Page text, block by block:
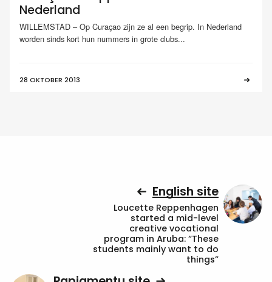
Nederland
WILLEMSTAD – Op Curaçao zijn ze al een begrip. In Nederland
worden sinds kort hun nummers in grote clubs...
28 OKTOBER 2013
English site
Loucette Reppenhagen
started a mid-level
creative vocational
program in Aruba: “These
students mainly want to do
things”